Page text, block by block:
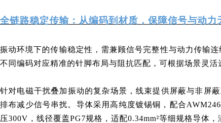
全链路稳定传输：从编码到材质，保障信号与动力
振动环境下的传输稳定性，需兼顾信号完整性与动力传输
不同编码对应精准的针脚布局与阻抗匹配，可根据场景灵
针对电磁干扰叠加振动的复杂场景，线束提供屏蔽与非屏
排布减少信号串扰。导体采用高纯度镀锡铜，配合
压300V，线径覆盖PG7规格，适配0.34mm²等细规格导体